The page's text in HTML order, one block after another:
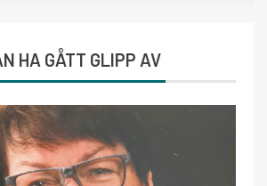
HA GÅTT GLIPP AV